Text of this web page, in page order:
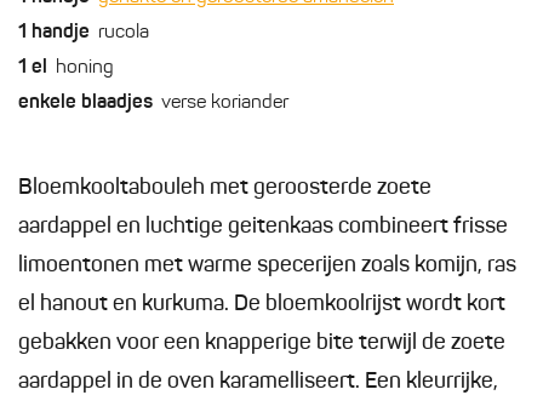
1 handje rucola
1 el honing
enkele blaadjes verse koriander
Bloemkooltabouleh met geroosterde zoete
aardappel en luchtige geitenkaas combineert frisse
limoentonen met warme specerijen zoals komijn, ras
el hanout en kurkuma. De bloemkoolrijst wordt kort
gebakken voor een knapperige bite terwijl de zoete
aardappel in de oven karamelliseert. Een kleurrijke,